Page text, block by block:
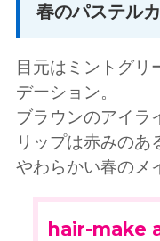
春のパステル
目元はミントグリ
デーション。
ブラウンのアイラ
リップは赤みのあ
やわらかい春のメ
hair-make